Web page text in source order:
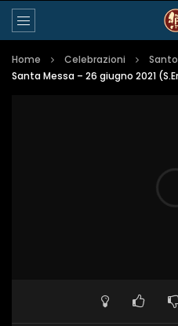
Home Celebrazioni
Santa Messa – 26 giugno 2021